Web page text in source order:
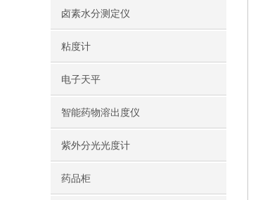
卤素水分测定仪
粘度计
电子天平
智能药物溶出度仪
紫外分光光度计
药品柜